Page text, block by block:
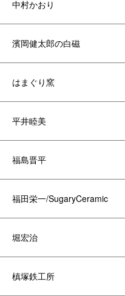
中村かおり
濱岡健太郎の白磁
はまぐり窯
平井睦美
福島晋平
福田栄一/SugaryCeramic
堀宏治
槙塚鉄工所